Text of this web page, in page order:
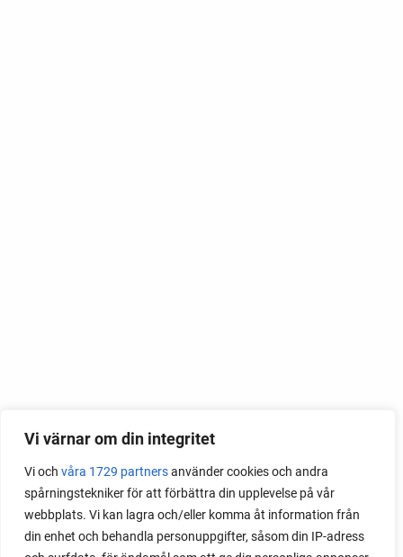
Vi värnar om din integritet
Vi och våra 1729 partnersanvänder cookies och andra
spårningstekniker för att förbättra din upplevelse på vår
webbplats. Vi kan lagra och/eller komma åt information från
din enhet och behandla personuppgifter, såsom din IP-adress